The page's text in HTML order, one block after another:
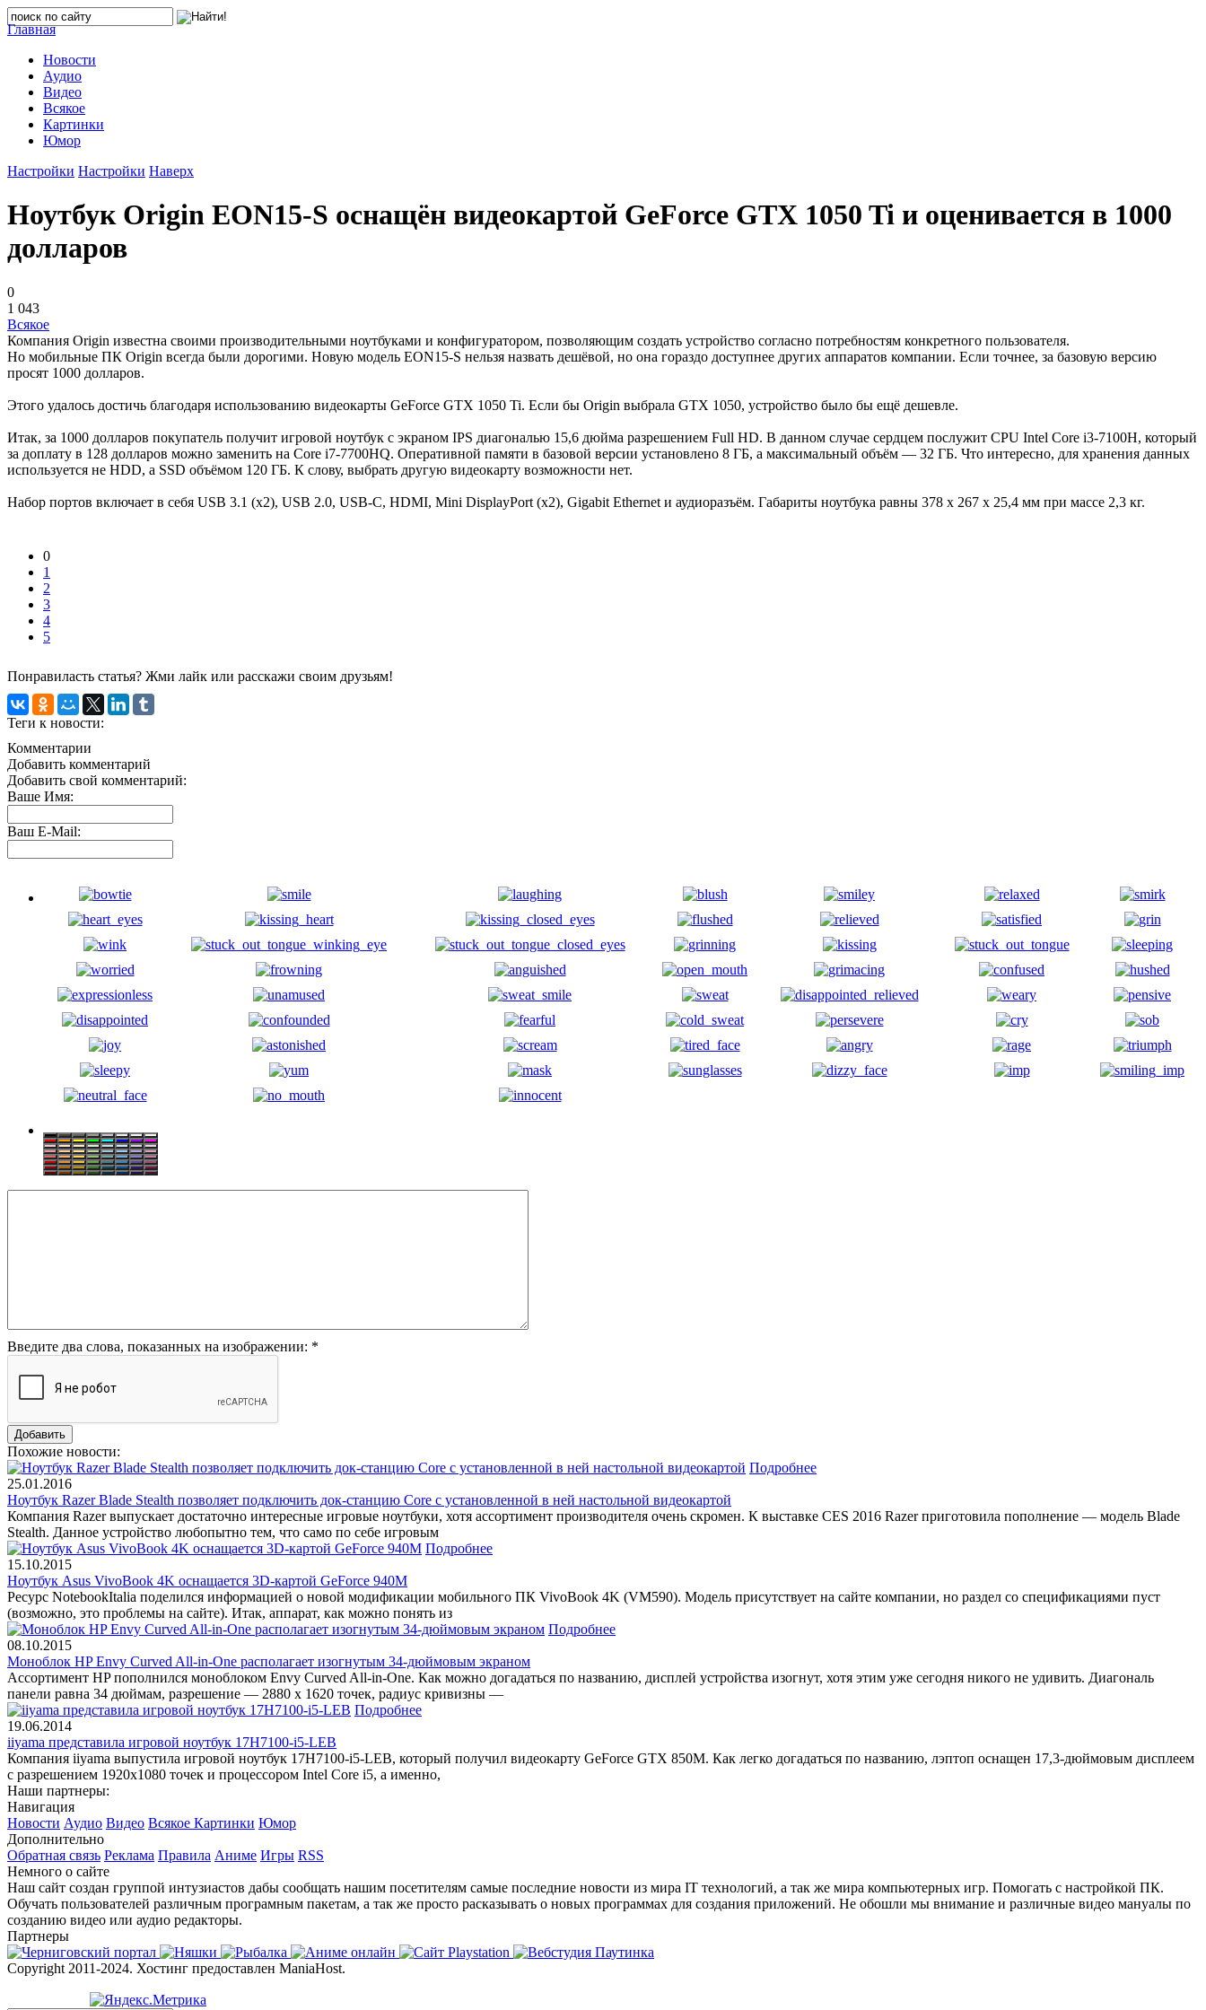
Главная
Новости
Аудио
Видео
Всякое
Картинки
Юмор
Настройки Настройки Наверх
Ноутбук Origin EON15-S оснащён видеокартой GeForce GTX 1050 Ti и оценивается в 1000
долларов
0
1 043
Всякое
Компания Origin известна своими производительными ноутбуками и конфигуратором, позволяющим создать устройство согласно потребностям конкретного пользователя.
Но мобильные ПК Origin всегда были дорогими. Новую модель EON15-S нельзя назвать дешёвой, но она гораздо доступнее других аппаратов компании. Если точнее, за базовую версию
просят 1000 долларов.
Этого удалось достичь благодаря использованию видеокарты GeForce GTX 1050 Ti. Если бы Origin выбрала GTX 1050, устройство было бы ещё дешевле.
Итак, за 1000 долларов покупатель получит игровой ноутбук с экраном IPS диагональю 15,6 дюйма разрешением Full HD. В данном случае сердцем послужит CPU Intel Core i3-7100H, который
за доплату в 128 долларов можно заменить на Core i7-7700HQ. Оперативной памяти в базовой версии установлено 8 ГБ, а максимальный объём — 32 ГБ. Что интересно, для хранения данных
используется не HDD, а SSD объёмом 120 ГБ. К слову, выбрать другую видеокарту возможности нет.
Набор портов включает в себя USB 3.1 (x2), USB 2.0, USB-C, HDMI, Mini DisplayPort (x2), Gigabit Ethernet и аудиоразъём. Габариты ноутбука равны 378 х 267 х 25,4 мм при массе 2,3 кг.
0
1
2
3
4
5
Понравиласть статья? Жми лайк или расскажи своим друзьям!
Теги к новости:
Комментарии
Добавить комментарий
Добавить свой комментарий:
Ваше Имя:
Ваш E-Mail:
Введите два слова, показанных на изображении: *
Похожие новости:
Подробнее
25.01.2016
Ноутбук Razer Blade Stealth позволяет подключить док-станцию Core с установленной в ней настольной видеокартой
Компания Razer выпускает достаточно интересные игровые ноутбуки, хотя ассортимент производителя очень скромен. К выставке CES 2016 Razer приготовила пополнение — модель Blade
Stealth. Данное устройство любопытно тем, что само по себе игровым
Подробнее
15.10.2015
Ноутбук Asus VivoBook 4K оснащается 3D-картой GeForce 940M
Ресурс NotebookItalia поделился информацией о новой модификации мобильного ПК VivoBook 4K (VM590). Модель присутствует на сайте компании, но раздел со спецификациями пуст
(возможно, это проблемы на сайте). Итак, аппарат, как можно понять из
Подробнее
08.10.2015
Моноблок HP Envy Curved All-in-One располагает изогнутым 34-дюймовым экраном
Ассортимент HP пополнился моноблоком Envy Curved All-in-One. Как можно догадаться по названию, дисплей устройства изогнут, хотя этим уже сегодня никого не удивить. Диагональ
панели равна 34 дюймам, разрешение — 2880 х 1620 точек, радиус кривизны —
Подробнее
19.06.2014
iiyama представила игровой ноутбук 17H7100-i5-LEB
Компания iiyama выпустила игровой ноутбук 17H7100-i5-LEB, который получил видеокарту GeForce GTX 850M. Как легко догадаться по названию, лэптоп оснащен 17,3-дюймовым дисплеем
с разрешением 1920х1080 точек и процессором Intel Core i5, а именно,
Наши партнеры:
Навигация
Новости Аудио Видео Всякое Картинки Юмор
Дополнительно
Обратная связь Реклама Правила Аниме Игры RSS
Немного о сайте
Наш сайт создан группой интузиастов дабы сообщать нашим посетителям самые последние новости из мира IT технологий, а так же мира компьютерных игр. Помогать с настройкой ПК.
Обучать пользователей различным програмным пакетам, а так же просто расказывать о новых программах для создания приложений. Не обошли мы внимание и различные видео мануалы по
созданию видео или аудио редакторы.
Партнеры
Copyright 2011-2024. Хостинг предоставлен ManiaHost.